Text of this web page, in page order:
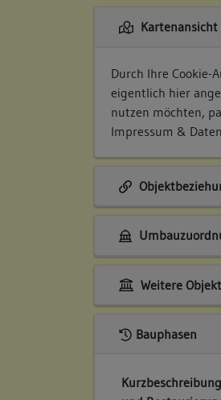
Kartenansicht
Durch Ihre Cookie-
eigentlich hier
nutzen möchten,
Impressum &
Weitere
Bauphasen